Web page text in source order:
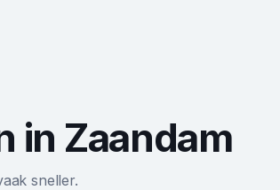
in Zaandam
sneller.